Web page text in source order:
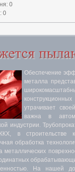
0
0
Обеспечение
металла
утрачивает
важна в
индустрии.
в строительстве
обработка
металлических
На нашей